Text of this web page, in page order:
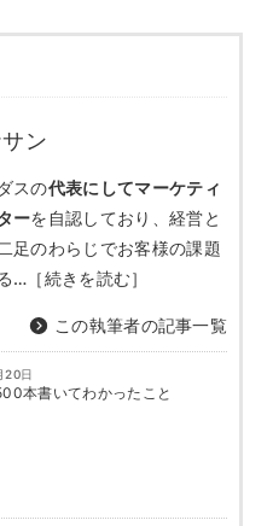
ン
スの代表にしてマーケティ
ーを自認しており、経営と
足のわらじでお客様の課題
… ［続きを読む］
この執筆者の記事一覧
20日
本書いてわかったこと